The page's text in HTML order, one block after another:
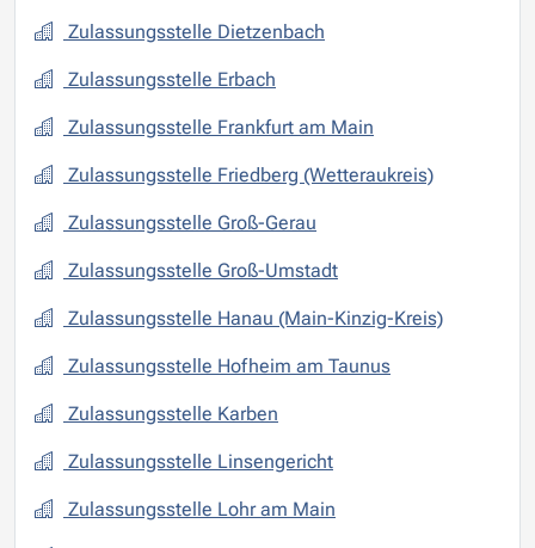
Zulassungsstelle Dietzenbach
Zulassungsstelle Erbach
Zulassungsstelle Frankfurt am Main
Zulassungsstelle Friedberg (Wetteraukreis)
Zulassungsstelle Groß-Gerau
Zulassungsstelle Groß-Umstadt
Zulassungsstelle Hanau (Main-Kinzig-Kreis)
Zulassungsstelle Hofheim am Taunus
Zulassungsstelle Karben
Zulassungsstelle Linsengericht
Zulassungsstelle Lohr am Main